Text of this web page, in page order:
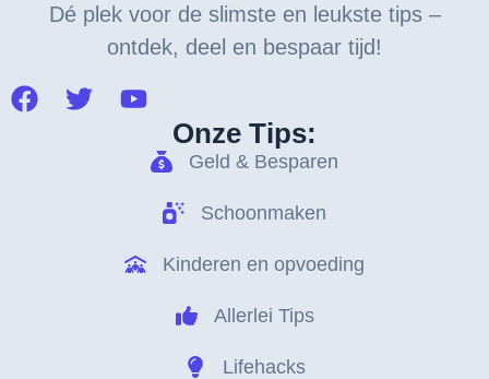
Dé plek voor de slimste en leukste tips –
ontdek, deel en bespaar tijd!
Onze Tips:
Geld & Besparen
Schoonmaken
Kinderen en opvoeding
Allerlei Tips
Lifehacks